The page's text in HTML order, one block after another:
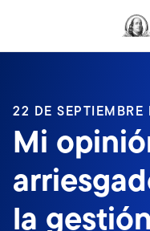
22 DE
Mi
la